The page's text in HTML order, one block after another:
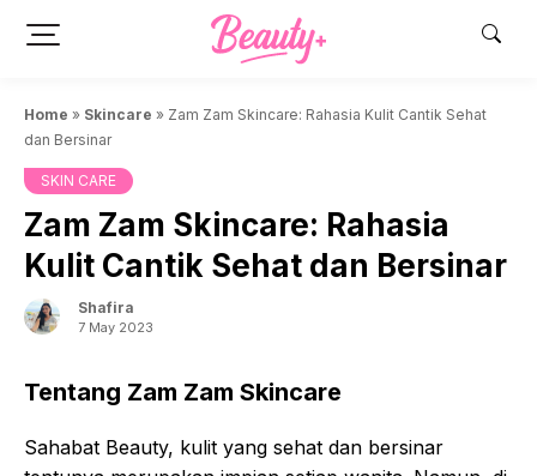
Home » Skincare » Zam Zam Skincare: Rahasia Kulit Cantik Sehat
dan Bersinar
SKIN CARE
Zam Zam Skincare: Rahasia
Kulit Cantik Sehat dan Bersinar
Shafira
7 May 2023
Tentang Zam Zam Skincare
Sahabat Beauty, kulit yang sehat dan bersinar